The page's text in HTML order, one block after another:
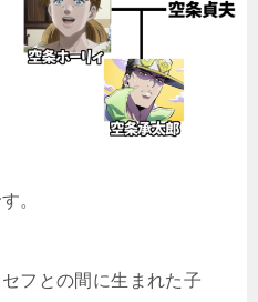
。
フとの間に生まれた子